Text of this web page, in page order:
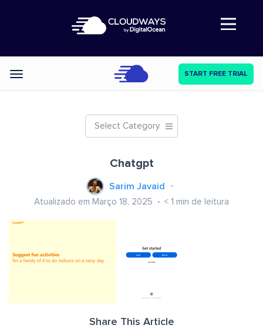
Abre a navegação
Categories START FREE TRIAL
Select Category
Chatgpt
Sarim Javaid
Atualizado em Março 18, 2025 < 1 min de leitura
Share This Article